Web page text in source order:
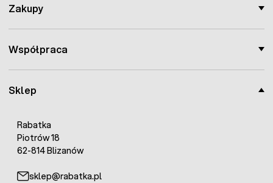
Sklep
Rabatka
Piotrów 18
62-814 Blizanów
sklep@rabatka.pl
Zakupy
Współpraca